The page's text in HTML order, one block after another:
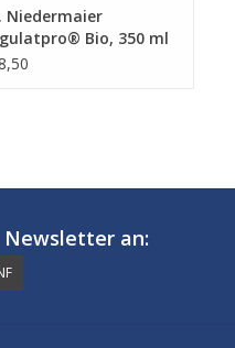
Niedermaier
Bio, 350 ml
Newsletter an: